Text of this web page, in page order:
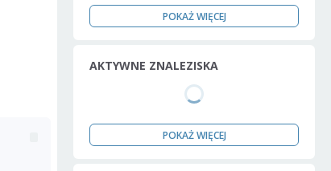
POKAŻ WIĘCEJ
AKTYWNE ZNALEZISKA
POKAŻ WIĘCEJ